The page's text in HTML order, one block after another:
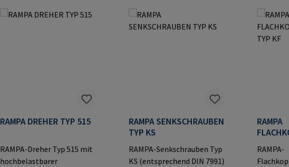
RAMPA DREHER TYP 515
RAMPA-Dreher Typ 515 mit
hochbelastbarer
RAMPA SENKSCHRAUBEN
TYP KS
RAMPA-Senkschrauben Typ
KS (entsprechend DIN 7991)
RAMPA
RAMPA-